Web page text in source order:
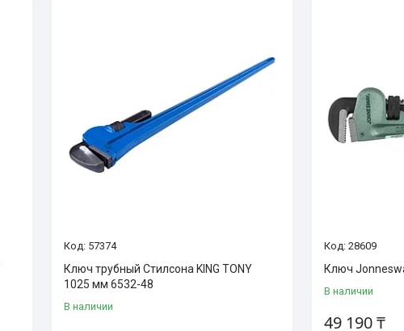
57374
Ключ трубный Стилсона KING TONY
1025 мм 6532-48
В наличии
28609
Ключ
В наличии
49 190 ₸